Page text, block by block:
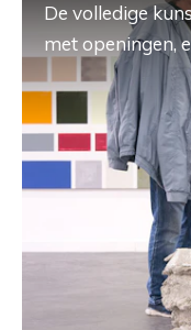
De volledige
met openingen,